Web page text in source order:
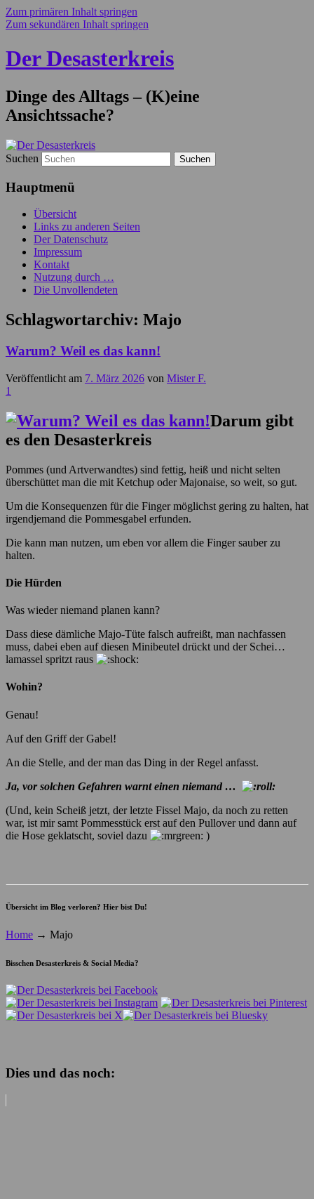
Zum primären Inhalt springen
Zum sekundären Inhalt springen
Der Desasterkreis
Dinge des Alltags – (K)eine
Ansichtssache?
Suchen
Hauptmenü
Übersicht
Links zu anderen Seiten
Der Datenschutz
Impressum
Kontakt
Nutzung durch …
Die Unvollendeten
Schlagwortarchiv: Majo
Warum? Weil es das kann!
Veröffentlicht am 7. März 2026 von Mister F.
1
Darum gibt
es den Desasterkreis
Pommes (und Artverwandtes) sind fettig, heiß und nicht selten
überschüttet man die mit Ketchup oder Majonaise, so weit, so gut.
Um die Konsequenzen für die Finger möglichst gering zu halten, hat
irgendjemand die Pommesgabel erfunden.
Die kann man nutzen, um eben vor allem die Finger sauber zu
halten.
Die Hürden
Was wieder niemand planen kann?
Dass diese dämliche Majo-Tüte falsch aufreißt, man nachfassen
muss, dabei eben auf diesen Minibeutel drückt und der Schei…
lamassel spritzt raus
Wohin?
Genau!
Auf den Griff der Gabel!
An die Stelle, and der man das Ding in der Regel anfasst.
Ja, vor solchen Gefahren warnt einen niemand …
(Und, kein Scheiß jetzt, der letzte Fissel Majo, da noch zu retten
war, ist mir samt Pommesstück erst auf den Pullover und dann auf
die Hose geklatscht, soviel dazu
)
Übersicht im Blog verloren? Hier bist Du!
Home → Majo
Bisschen Desasterkreis & Social Media?
Dies und das noch: